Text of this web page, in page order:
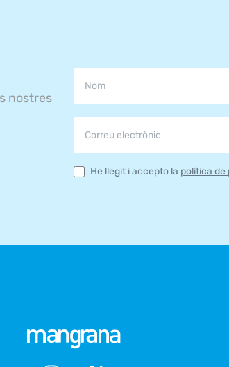
nostres
He llegit i accepto la política